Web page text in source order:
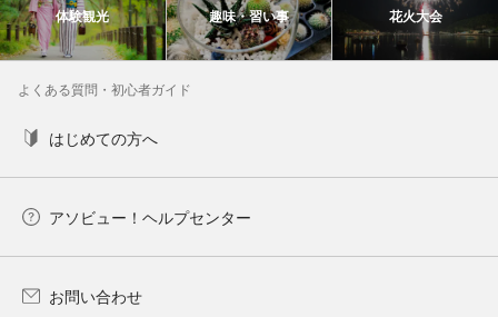
体験観光 趣味・習い事 花火大会
よくある質問・初心者ガイド
はじめての方へ
アソビュー！ヘルプセンター
お問い合わせ